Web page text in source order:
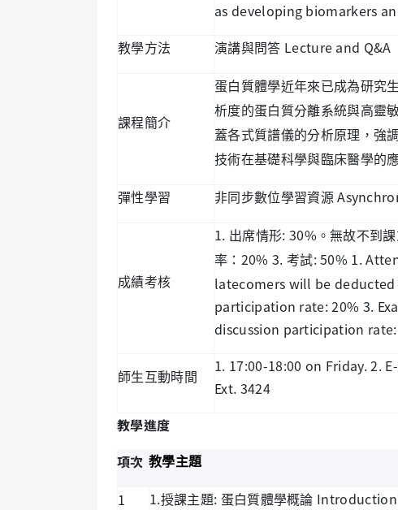
as developing biomarkers
教學方法 演講與問答 Lecture and Q&A
課程簡介
蛋白質體學近年來已成為研究
析度的蛋白質分離系統與高靈
蓋各式質譜儀的分析原理，強
技術在基礎科學與臨床醫學的
彈性學習 非同步數位學習資源
成績考核
1. 出席情形: 30% 。無故不到
率： 20% 3. 考試: 50% 1.
latecomers will be deducted
participation rate: 20% 3.
discussion participation
師生互動時間
1. 17:00-18:00 on Friday. 2.
Ext. 3424
教學進度
項次 教學主題
1 1.授課主題: 蛋白質體學概論